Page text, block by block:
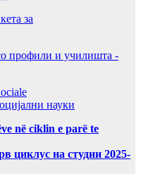
за
профили и училишта -
науки
në ciklin e parë te
циклус на студии 2025-